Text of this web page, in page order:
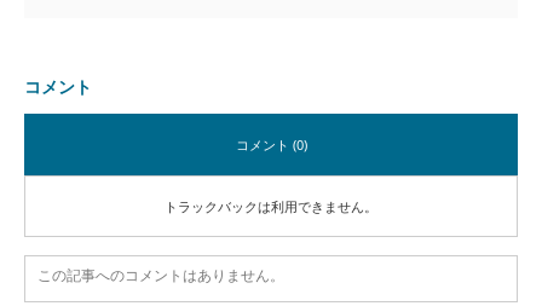
コメント
コメント (0)
トラックバックは利用できません。
この記事へのコメントはありません。